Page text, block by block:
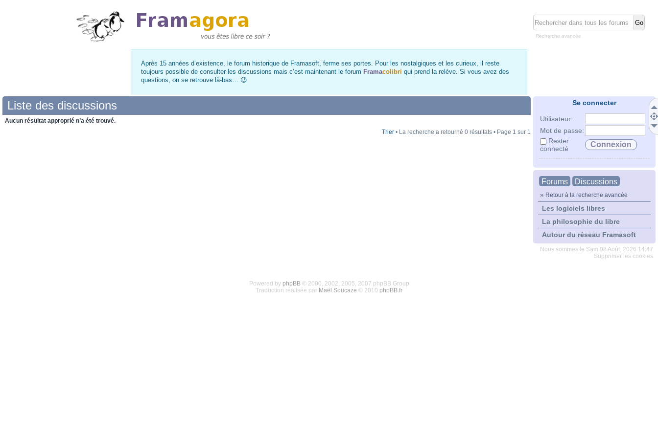
Recherche avancée
Après 15 années d’existence, le forum historique de Framasoft, ferme ses portes. Pour les nostalgiques et les curieux, il reste
toujours possible de consulter les discussions mais c’est maintenant le forum Framacolibri qui prend la relève. Si vous avez des
questions, on se retrouve là-bas… 😉
Se connecter
Utilisateur:
Mot de passe:
Rester
connecté
Forums Discussions
» Retour à la recherche avancée
Les logiciels libres
La philosophie du libre
Autour du réseau Framasoft
Nous sommes le Sam 08 Août, 2026 14:47
Supprimer les cookies
Liste des discussions
Aucun résultat approprié n’a été trouvé.
Trier • La recherche a retourné 0 résultats • Page 1 sur 1
Powered by phpBB© 2000, 2002, 2005, 2007 phpBB Group
Traduction réalisée par Maël Soucaze © 2010 phpBB.fr